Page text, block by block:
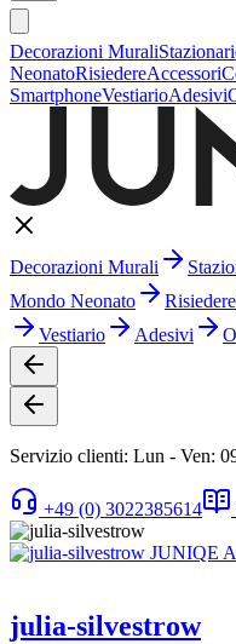
Decorazioni Murali
NeonatoRisiedereAccessori
SmartphoneVestiarioAdesivi
Decorazioni Murali
Mondo Neonato
Risiedere
Vestiario
Adesivi
Servizio clienti: Lun - Ven:
+49 (0) 3022385614
julia-silvestrow